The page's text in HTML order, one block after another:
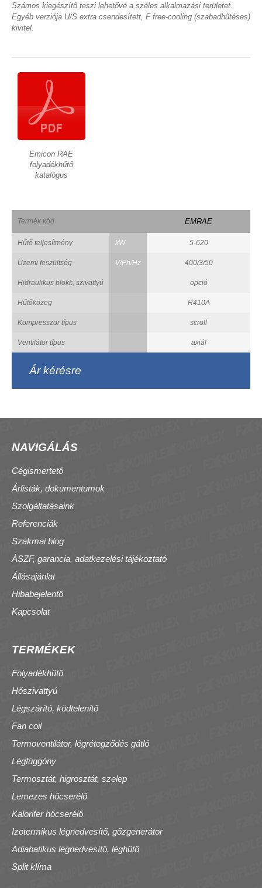
Számos kiegészítő teszi lehetővé a széles alkalmazási területet.
Egyéb verziója U/S extra csendesített, F free-cooling (szabadhűtéses)
kivitel.
Emicon RAE
folyadékhűtő
katalógus
Termék kód EMRAE
Hűtő teljesítmény kW 5-620
Üzemi feszültség V/Ph/Hz 400/3/50
Hidraulikus blokk, szivattyú opció
Hűtőközeg R410A
Kompresszor típus scroll
Ventilátor típus axiál
Ár kérésre
NAVIGÁLÁS
Cégismertető
Árlisták, dokumentumok
Szolgáltatásaink
Referenciák
Szakmai blog
ÁSZF, garancia, adatkezelési tájékoztató
Állásajánlat
Hibabejelentő
Kapcsolat
TERMÉKEK
Folyadékhűtő
Hőszivattyú
Légszárító, ködtelenítő
Fan coil
Termoventilátor, légrétegződés gátló
Légfüggöny
Termosztát, higrosztát, szelep
Lemezes hőcserélő
Kalorifer hőcserélő
Izotermikus légnedvesítő, gőzgenerátor
Adiabatikus légnedvesítő, léghűtő
Split klíma